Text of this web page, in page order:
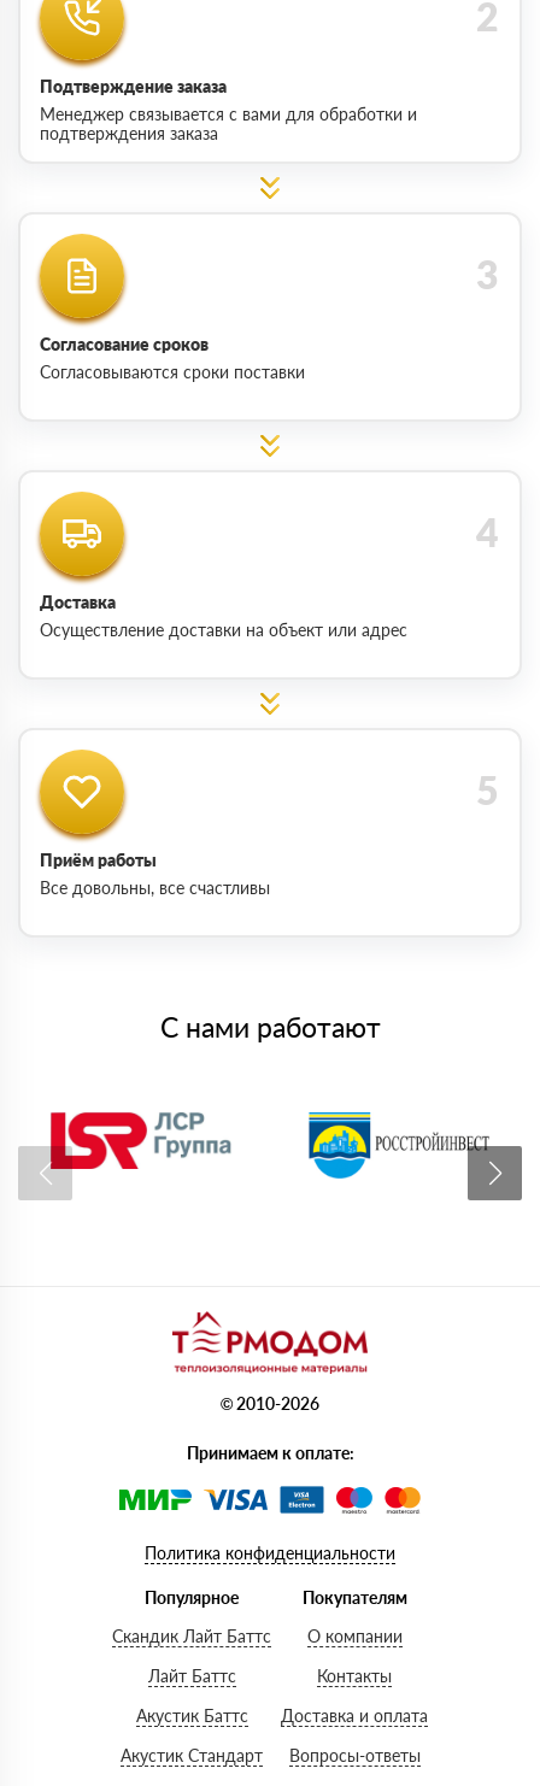
Подтверждение заказа
Менеджер связывается с вами для обработки и
подтверждения заказа
Согласование сроков
Согласовываются сроки поставки
Доставка
Осуществление доставки на объект или адрес
Приём работы
Все довольны, все счастливы
С нами работают
© 2010-2026
Принимаем к оплате:
Политика конфиденциальности
Популярное
Скандик Лайт Баттс
Лайт Баттс
Акустик Баттс
Акустик Стандарт
Покупателям
О компании
Контакты
Доставка и оплата
Вопросы-ответы